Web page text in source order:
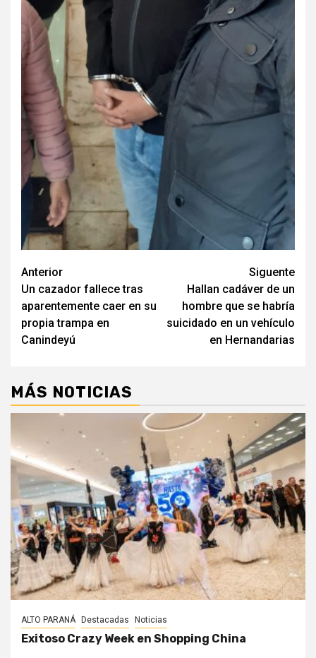
Navegación
de
entradas
Anterior
Un cazador fallece tras
aparentemente caer en su
propia trampa en
Canindeyú
Siguente
Hallan cadáver de un
hombre que se habría
suicidado en un vehículo
en Hernandarias
MÁS NOTICIAS
ALTO PARANÁ Destacadas Noticias
Exitoso Crazy Week en Shopping China